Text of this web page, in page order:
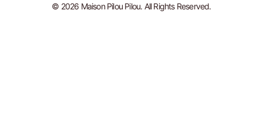
© 2026 Maison Pilou Pilou. All Rights Reserved.